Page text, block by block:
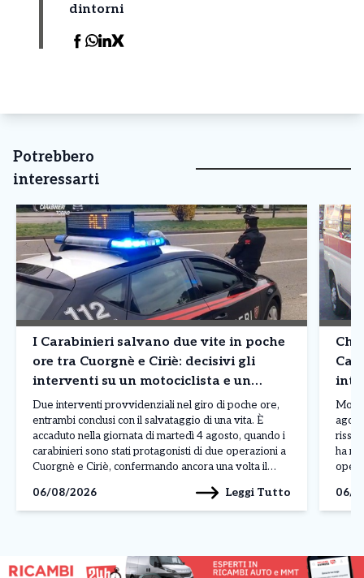
dintorni
Potrebbero
interessarti
I Carabinieri salvano due vite in poche
ore tra Cuorgnè e Ciriè: decisivi gli
interventi su un motociclista e un
76enne
Due interventi provvidenziali nel giro di poche ore,
entrambi conclusi con il salvataggio di una vita. È
accaduto nella giornata di martedì 4 agosto, quando i
carabinieri sono stati protagonisti di due operazioni a
Cuorgnè e Ciriè, confermando ancora una volta il
territorio. Il primo episodio si è verificato nelle […]
06/08/2026 Leggi Tutto
rissa
ha
06/